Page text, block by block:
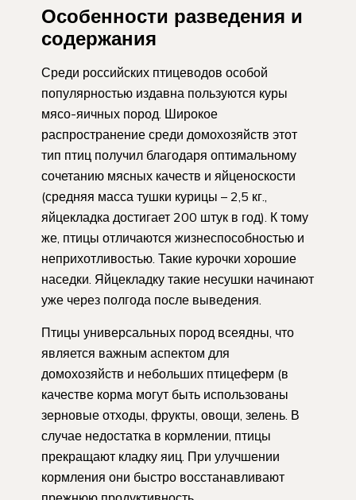
Особенности разведения и
содержания
Среди российских птицеводов особой
популярностью издавна пользуются куры
мясо-яичных пород. Широкое
распространение среди домохозяйств этот
тип птиц получил благодаря оптимальному
сочетанию мясных качеств и яйценоскости
(средняя масса тушки курицы – 2,5 кг.,
яйцекладка достигает 200 штук в год). К тому
же, птицы отличаются жизнеспособностью и
неприхотливостью. Такие курочки хорошие
наседки. Яйцекладку такие несушки начинают
уже через полгода после выведения.
Птицы универсальных пород всеядны, что
является важным аспектом для
домохозяйств и небольших птицеферм (в
качестве корма могут быть использованы
зерновые отходы, фрукты, овощи, зелень. В
случае недостатка в кормлении, птицы
прекращают кладку яиц. При улучшении
кормления они быстро восстанавливают